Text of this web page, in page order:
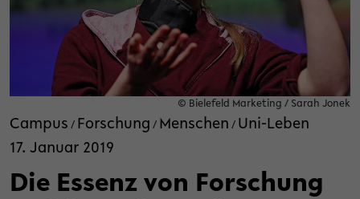
© Bielefeld Marketing / Sarah Jonek
Campus / Forschung / Menschen / Uni-Leben
17. Januar 2019
Die Essenz von Forschung